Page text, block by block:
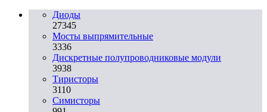
Диоды
27345
Мосты выпрямительные
3336
Дискретные полупроводниковые модули
3938
Тиристоры
3110
Симисторы